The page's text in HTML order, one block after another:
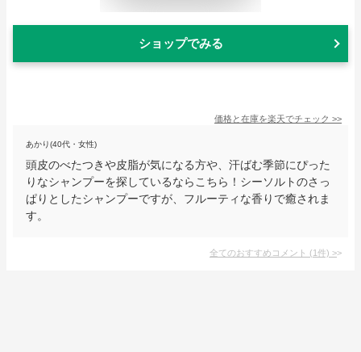
ショップでみる
価格と在庫を楽天でチェック >>
あかり(40代・女性)
頭皮のべたつきや皮脂が気になる方や、汗ばむ季節にぴった
りなシャンプーを探しているならこちら！シーソルトのさっ
ぱりとしたシャンプーですが、フルーティな香りで癒されま
す。
全てのおすすめコメント (1件) >